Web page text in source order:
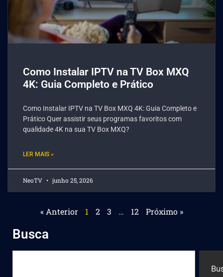
Como Instalar IPTV na TV Box MXQ
4K: Guia Completo e Prático
Como Instalar IPTV na TV Box MXQ 4K: Guia Completo e
Prático Quer assistir seus programas favoritos com
qualidade 4K na sua TV Box MXQ?
LER MAIS »
NeoTV junho 25, 2026
« Anterior 1 2 3 … 12 Próximo »
Busca